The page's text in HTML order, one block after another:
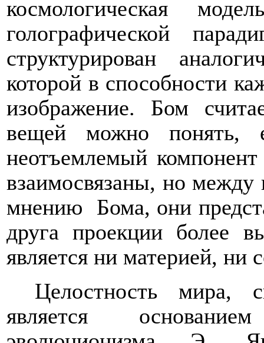
космологическая
голографической
структурирован
которой в способности
изображение. Бом
вещей можно понять,
неотъемлемый
взаимосвязаны, но
мнению
Бома, они
друга проекции более
является ни материей, ни
Целостность мира,
является